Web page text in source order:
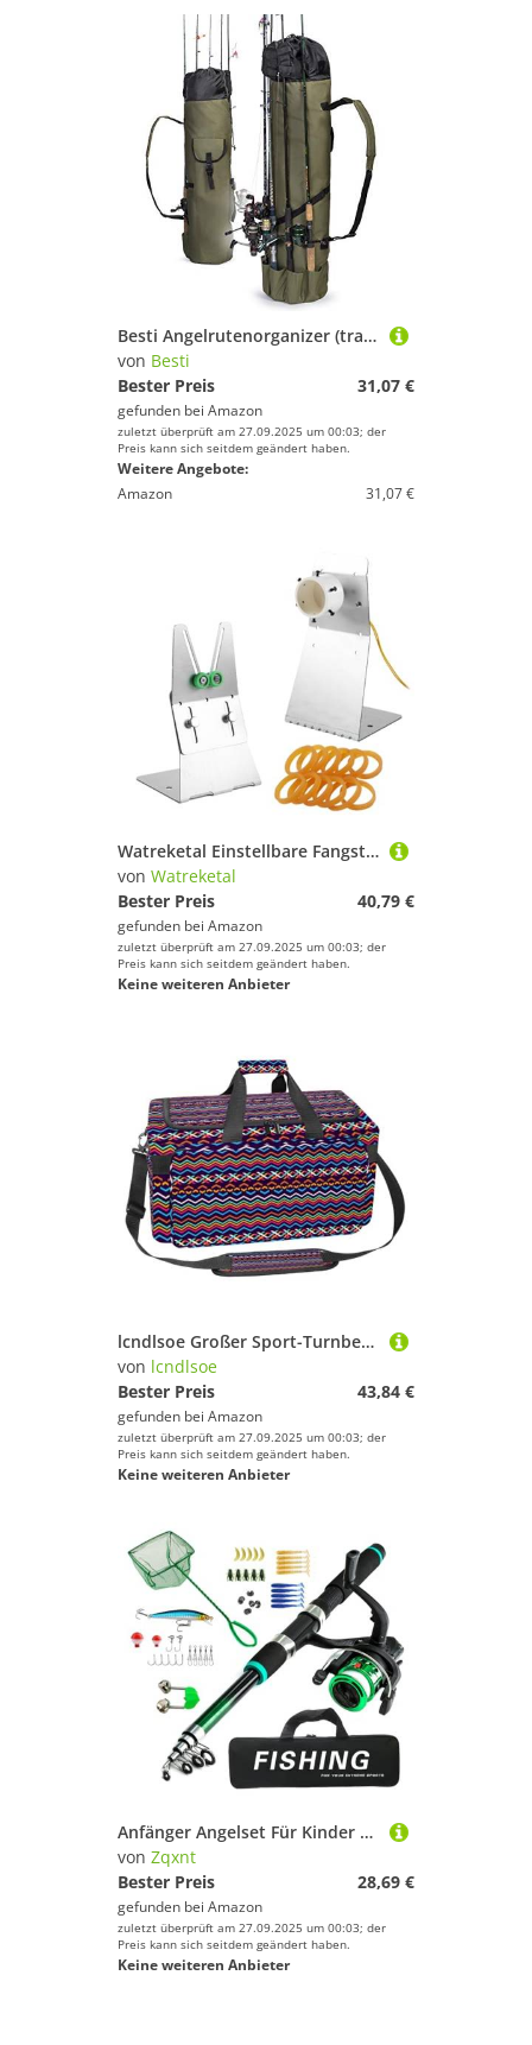
Besti Angelrutenorganizer (tragbar), Schultertasche für Zuhause und Reisen, Aufbewahrung, professionelle Spule, Zubehör und Ausrüstung, robust, wasserabweisend
von Besti
Bester Preis
31,07 €
gefunden bei Amazon
zuletzt überprüft am 27.09.2025 um 00:03; der
Preis kann sich seitdem geändert haben.
Weitere Angebote:
Amazon
31,07 €
Watreketal Einstellbare Fangstangenharten Applikatoren Rotierende Beschichtungsmaschine Kleber Applikatoren Ausrüstung Tippersatz
von Watreketal
Bester Preis
40,79 €
gefunden bei Amazon
zuletzt überprüft am 27.09.2025 um 00:03; der
Preis kann sich seitdem geändert haben.
Keine weiteren Anbieter
lcndlsoe Großer Sport-Turnbeutel, 30 l, Seesack für Reisen, Workout, Fitness & Sport – niedliche Katze in verschiedenen Posen, Mehrfarbig 9, 25x48x26cm/9.84x18.9x10.24in, Taschen-Organizer
von lcndlsoe
Bester Preis
43,84 €
gefunden bei Amazon
zuletzt überprüft am 27.09.2025 um 00:03; der
Preis kann sich seitdem geändert haben.
Keine weiteren Anbieter
Anfänger Angelset Für Kinder Teenager Ausrüstung Tackles Teleskopstange Rolle Mit Float Baits Haken Landung Netto Complete Fishing Set Für Kinder
von Zqxnt
Bester Preis
28,69 €
gefunden bei Amazon
zuletzt überprüft am 27.09.2025 um 00:03; der
Preis kann sich seitdem geändert haben.
Keine weiteren Anbieter